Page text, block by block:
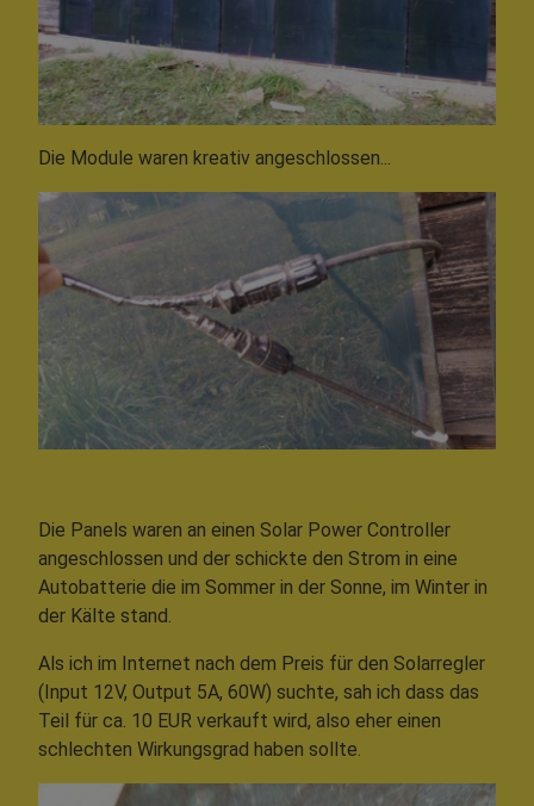
Die Module waren kreativ angeschlossen...
Die Panels waren an einen Solar Power Controller
angeschlossen und der schickte den Strom in eine
Autobatterie die im Sommer in der Sonne, im Winter in
der Kälte stand.
Als ich im Internet nach dem Preis für den Solarregler
(Input 12V, Output 5A, 60W) suchte, sah ich dass das
Teil für ca. 10 EUR verkauft wird, also eher einen
schlechten Wirkungsgrad haben sollte.